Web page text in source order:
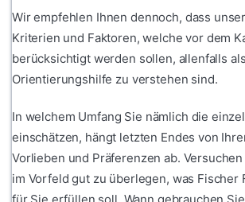
Wir empfehlen Ihnen dennoch, dass
Kriterien und Faktoren, welche vor dem
berücksichtigt werden sollen, allenfalls als
Orientierungshilfe zu verstehen sind.
In welchem Umfang Sie nämlich die
einschätzen, hängt letzten Endes von
Vorlieben und Präferenzen ab.
im Vorfeld gut zu überlegen, was Fischer